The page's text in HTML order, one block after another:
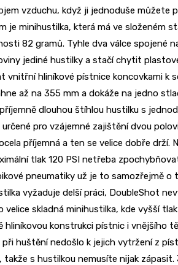
vzduchu, když ji jednoduše můžete
je minihustilka, která má ve složeném
82 gramů. Tyhle dva válce spojené
jediné hustilky a stačí chytit
vnitřní hliníkové pístnice koncovkami k
až na 355 mm a dokáže na jedno
dlouhou štíhlou hustilku s
určené pro vzájemné zajištění dvou
příjemná a ten se velice dobře drží.
tlak 120 PSI netřeba
pneumatiky už je to samozřejmě
vyžaduje delší práci, DoubleShot
skladná minihustilka, kde vyšší
hliníkovou konstrukci pístnic i vnějšího
huštění nedošlo k jejich vytržení z
s hustilkou nemusíte nijak